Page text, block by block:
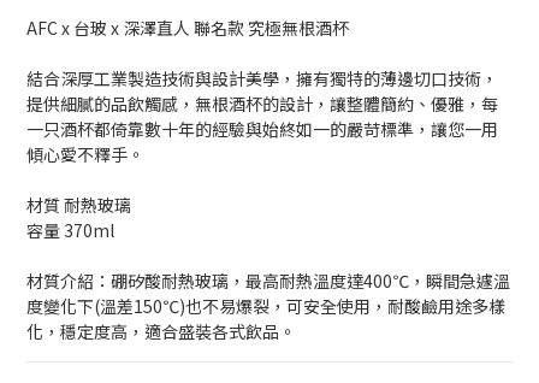
AFC x 台玻 x 深澤直人 聯名款 究極無根酒杯
結合深厚工業製造技術與設計美學，擁有獨特的薄邊切口技術，
提供細膩的品飲觸感，無根酒杯的設計，讓整體簡約、優雅，每
一只酒杯都倚靠數十年的經驗與始終如一的嚴苛標準，讓您一用
傾心愛不釋手。
材質 耐熱玻璃
容量 370ml
材質介紹：硼矽酸耐熱玻璃，最高耐熱溫度達400℃，瞬間急遽溫
度變化下(溫差150℃)也不易爆裂，可安全使用，耐酸鹼用途多樣
化，穩定度高，適合盛裝各式飲品。